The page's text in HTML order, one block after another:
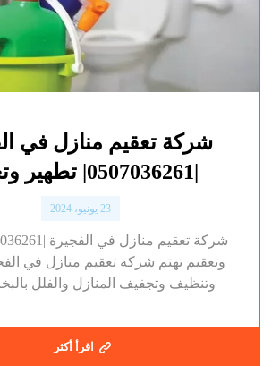
شركة تعقيم منازل في
|0507036261| تطهير وتعقيم
23 يونيو، 2024
وتعقيم تهتم شركة تعقيم منازل في
وتنظيف وتجفيف المنازل والفلل
اقرأ أكثر